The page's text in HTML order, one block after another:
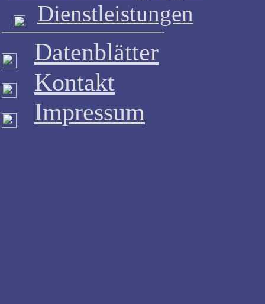
Dienstleistungen
Datenblätter
Kontakt
Impressum